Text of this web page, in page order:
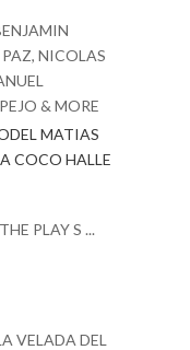
NICOLAS
& MORE
MATIAS
COCO HALLE
PLAY S ...
VELADA DEL